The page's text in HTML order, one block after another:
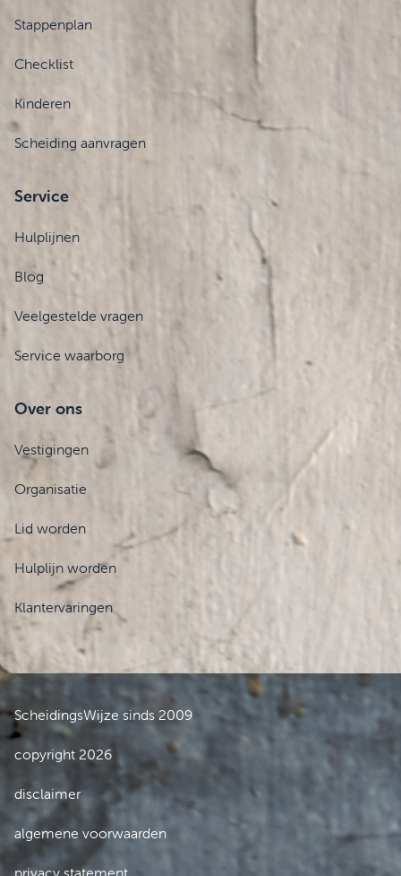
Stappenplan
Checklist
Kinderen
Scheiding aanvragen
Service
Hulplijnen
Blog
Veelgestelde vragen
Service waarborg
Over ons
Vestigingen
Organisatie
Lid worden
Hulplijn worden
Klantervaringen
ScheidingsWijze sinds 2009
copyright 2026
disclaimer
algemene voorwaarden
privacy statement